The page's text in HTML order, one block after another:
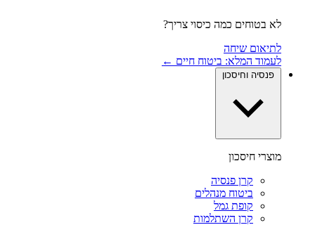
לא בטוחים כמה כיסוי צריך?
לתיאום שיחה
לעמוד המלא: ביטוח חיים ←
פנסיה וחיסכון
מוצרי חיסכון
קרן פנסיה
ביטוח מנהלים
קופת גמל
קרן השתלמות